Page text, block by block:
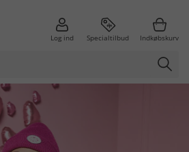
Log ind Specialtilbud Indkøbskurv